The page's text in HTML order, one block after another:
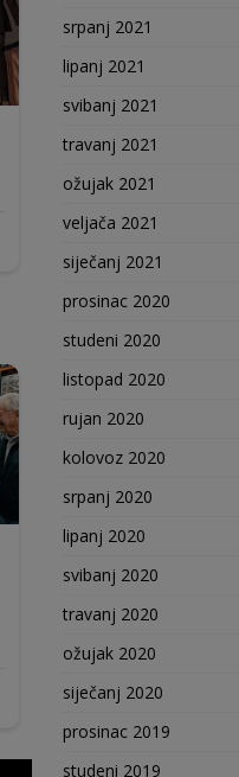
srpanj 2021
lipanj 2021
svibanj 2021
travanj 2021
ožujak 2021
veljača 2021
siječanj 2021
prosinac 2020
studeni 2020
listopad 2020
rujan 2020
kolovoz 2020
srpanj 2020
lipanj 2020
svibanj 2020
travanj 2020
ožujak 2020
siječanj 2020
prosinac 2019
studeni 2019